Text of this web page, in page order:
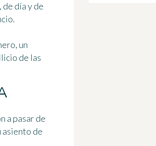
de día y de
un
de las
a pasar de
asiento de